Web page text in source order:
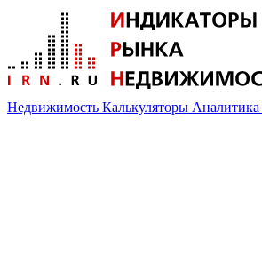
Недвижимость Калькуляторы Аналитика